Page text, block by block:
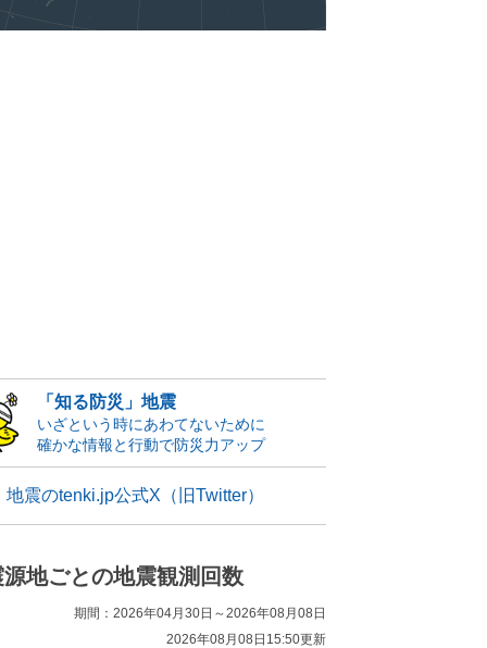
「知る防災」地震
いざという時にあわてないために
確かな情報と行動で防災力アップ
地震のtenki.jp公式X（旧Twitter）
源地ごとの地震観測回数
期間：2026年04月30日～2026年08月08日
2026年08月08日15:50更新